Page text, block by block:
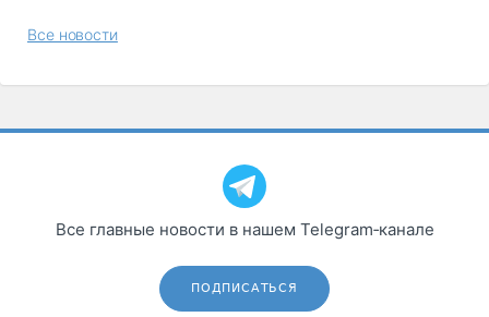
Все новости
Все главные новости в нашем Telegram‑канале
ПОДПИСАТЬСЯ